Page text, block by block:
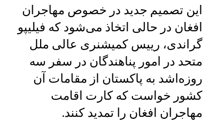
این تصمیم جدید در خصوص مهاجران
افغان در حالی اتخاذ می‌شود که فیلیپو
گراندی، رییس کمیشنری عالی ملل
متحد در امور پناهندگان در سفر سه
روزه‌اشد به پاکستان از مقامات آن
کشور خواست که کارت اقامت
مهاجران افغان را تمدید کنند.